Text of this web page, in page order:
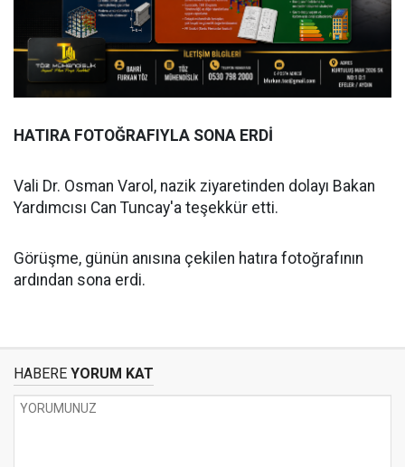
HATIRA FOTOĞRAFIYLA SONA ERDİ
Vali Dr. Osman Varol, nazik ziyaretinden dolayı Bakan
Yardımcısı Can Tuncay'a teşekkür etti.
Görüşme, günün anısına çekilen hatıra fotoğrafının
ardından sona erdi.
HABERE YORUM KAT